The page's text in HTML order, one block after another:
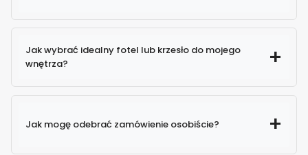
Jak wybrać idealny fotel lub krzesło do mojego
wnętrza?
Jak mogę odebrać zamówienie osobiście?